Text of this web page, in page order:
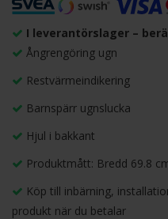
I leverantörslager –
Ångrengöring ugn
Restvärmeindikering
Barnspärr ugnslucka
Hjul i bakkant
Produktmått: Bredd 69.8
Köp till inbärning,
produkt när du betalar